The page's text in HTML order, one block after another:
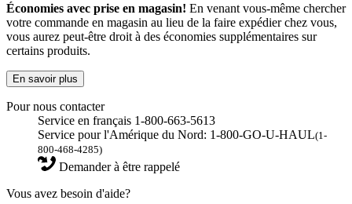
Économies avec prise en magasin! En venant vous-même chercher
votre commande en magasin au lieu de la faire expédier chez vous,
vous aurez peut-être droit à des économies supplémentaires sur
certains produits.
En savoir plus
Pour nous contacter
Service en français 1-800-663-5613
Service pour l'Amérique du Nord: 1-800-GO-U-HAUL(1-
800-468-4285)
Demander à être rappelé
Vous avez besoin d'aide?